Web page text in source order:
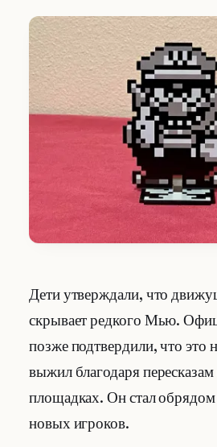
Дети утверждали, что
скрывает редкого Мью.
позже подтвердили, что
выжил благодаря пересказам
площадках. Он стал
новых игроков.